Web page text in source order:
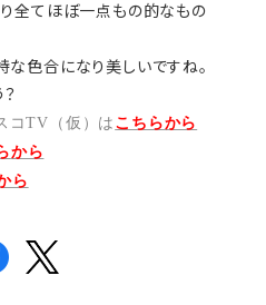
り全てほぼ一点もの的なもの
な色合になり美しいですね。
コTV（仮）は こちらから
から
ら